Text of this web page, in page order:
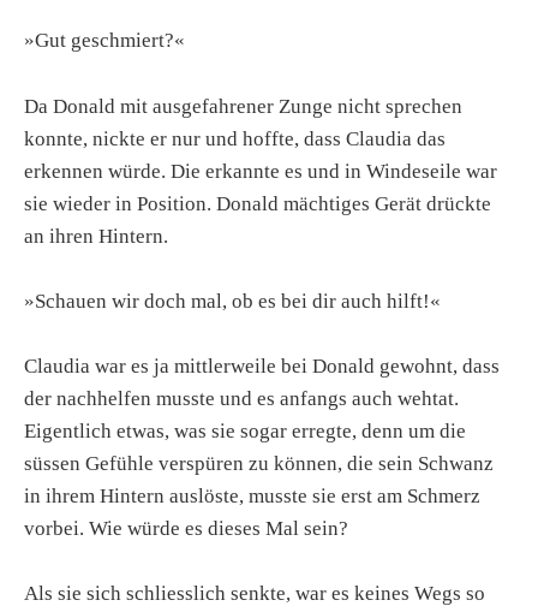
»Gut geschmiert?«
Da Donald mit ausgefahrener Zunge nicht sprechen
konnte, nickte er nur und hoffte, dass Claudia das
erkennen würde. Die erkannte es und in Windeseile war
sie wieder in Position. Donald mächtiges Gerät drückte
an ihren Hintern.
»Schauen wir doch mal, ob es bei dir auch hilft!«
Claudia war es ja mittlerweile bei Donald gewohnt, dass
der nachhelfen musste und es anfangs auch wehtat.
Eigentlich etwas, was sie sogar erregte, denn um die
süssen Gefühle verspüren zu können, die sein Schwanz
in ihrem Hintern auslöste, musste sie erst am Schmerz
vorbei. Wie würde es dieses Mal sein?
Als sie sich schliesslich senkte, war es keines Wegs so